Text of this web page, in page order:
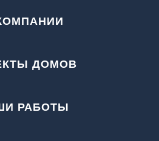
ДОМОВ
РАБОТЫ